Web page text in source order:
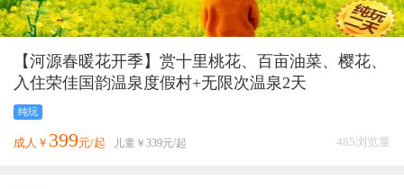
【河源春暖花开季】赏十里桃花、百亩油菜、樱花、
入住荣佳国韵温泉度假村+无限次温泉2天
纯玩
成人￥ 399元/起 儿童￥ 339元/起 485浏览量